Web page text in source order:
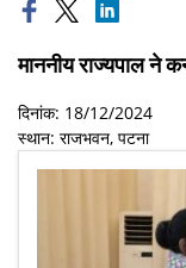
माननीय राज्यपाल ने
दिनांक: 18/12/2024
स्थान: राजभवन, पटना